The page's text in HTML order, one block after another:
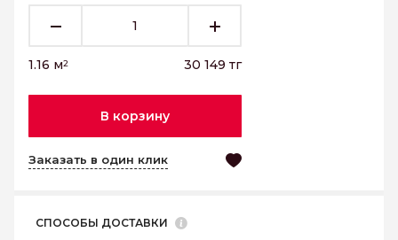
1.16 м2 30 149 тг
В корзину
Заказать в один клик
СПОСОБЫ ДОСТАВКИ